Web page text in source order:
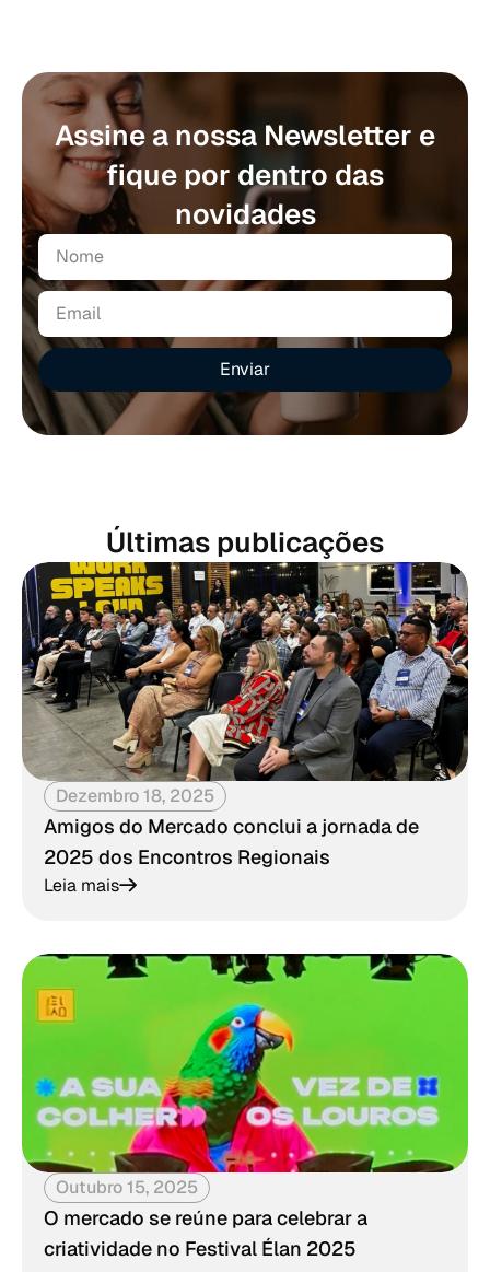
Assine a nossa Newsletter e
fique por dentro das
novidades
Enviar
Últimas publicações
Dezembro 18, 2025
Amigos do Mercado conclui a jornada de
2025 dos Encontros Regionais
Leia mais
Outubro 15, 2025
O mercado se reúne para celebrar a
criatividade no Festival Élan 2025